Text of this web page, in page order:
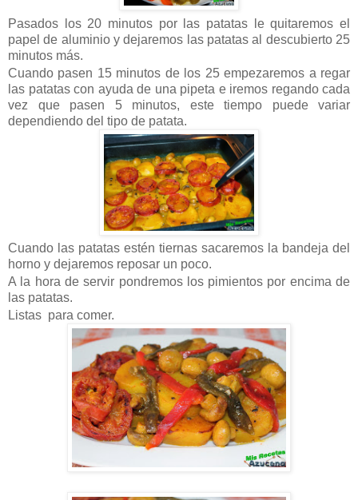
Pasados los 20 minutos por las patatas le quitaremos el
papel de aluminio y dejaremos las patatas al descubierto 25
minutos más.
Cuando pasen 15 minutos de los 25 empezaremos a regar
las patatas con ayuda de una pipeta e iremos regando cada
vez que pasen 5 minutos, este tiempo puede variar
dependiendo del tipo de patata.
Cuando las patatas estén tiernas sacaremos la bandeja del
horno y dejaremos reposar un poco.
A la hora de servir pondremos los pimientos por encima de
las patatas.
Listas para comer.